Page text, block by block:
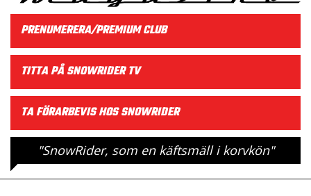
PRENUMERERA/PREMIUM CLUB
TITTA PÅ SNOWRIDER TV
TA FÖRARBEVIS HOS SNOWRIDER
"SnowRider, som en käftsmäll i korvkön"